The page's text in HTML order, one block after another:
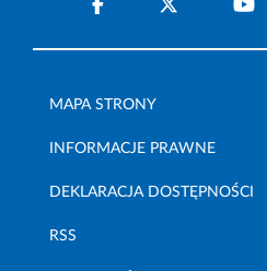
MAPA STRONY
INFORMACJE PRAWNE
DEKLARACJA DOSTĘPNOŚCI
RSS